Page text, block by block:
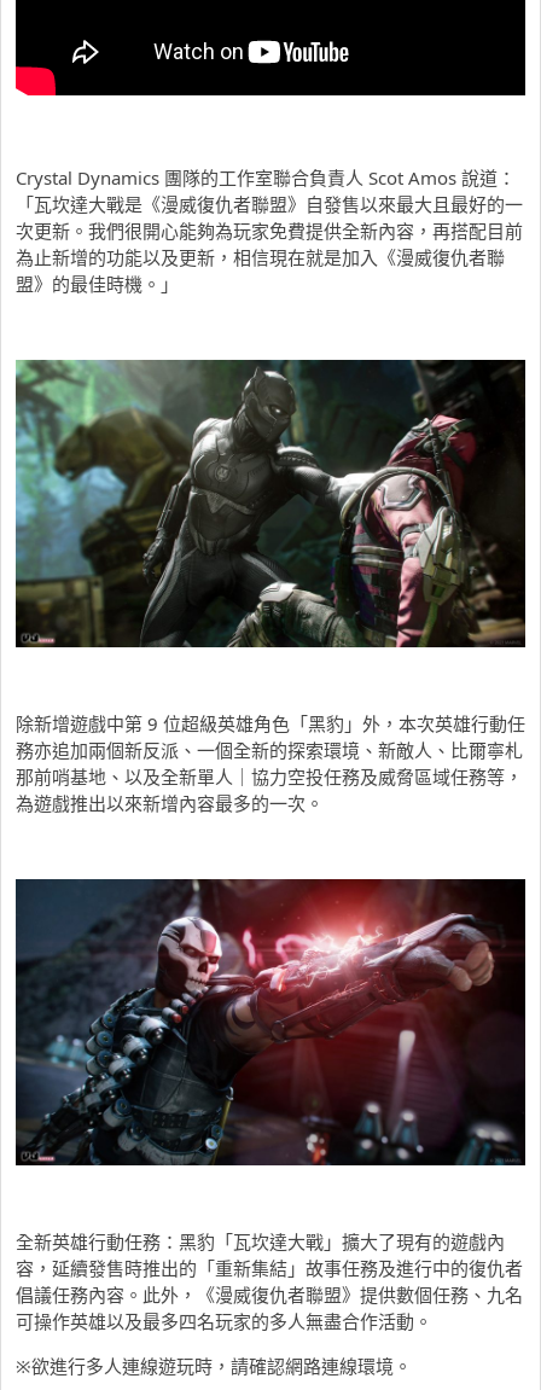
Crystal Dynamics 團隊的工作室聯合負責人 Scot Amos 說道：
「瓦坎達大戰是《漫威復仇者聯盟》自發售以來最大且最好的一
次更新。我們很開心能夠為玩家免費提供全新內容，再搭配目前
為止新增的功能以及更新，相信現在就是加入《漫威復仇者聯
盟》的最佳時機。」
除新增遊戲中第 9 位超級英雄角色「黑豹」外，本次英雄行動任
務亦追加兩個新反派、一個全新的探索環境、新敵人、比爾寧札
那前哨基地、以及全新單人｜協力空投任務及威脅區域任務等，
為遊戲推出以來新增內容最多的一次。
全新英雄行動任務：黑豹「瓦坎達大戰」擴大了現有的遊戲內
容，延續發售時推出的「重新集結」故事任務及進行中的復仇者
倡議任務內容。此外，《漫威復仇者聯盟》提供數個任務、九名
可操作英雄以及最多四名玩家的多人無盡合作活動。
※欲進行多人連線遊玩時，請確認網路連線環境。